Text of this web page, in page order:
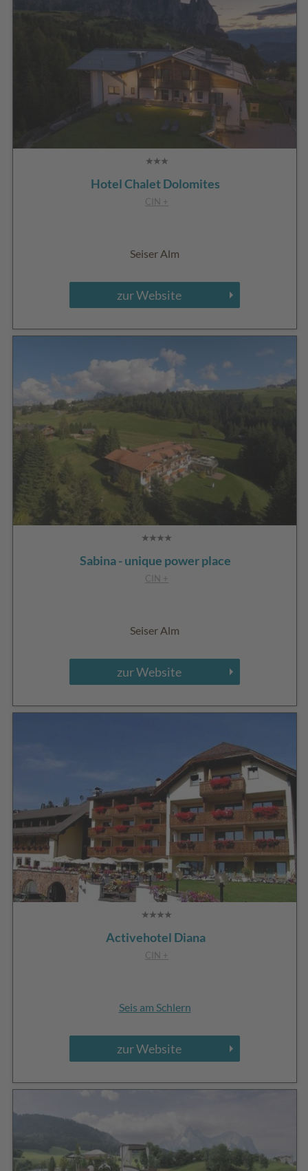
Hotel Chalet Dolomites
CIN +
Seiser Alm
zur Website
Sabina - unique power place
CIN +
Seiser Alm
zur Website
Activehotel Diana
CIN +
Seis am Schlern
zur Website